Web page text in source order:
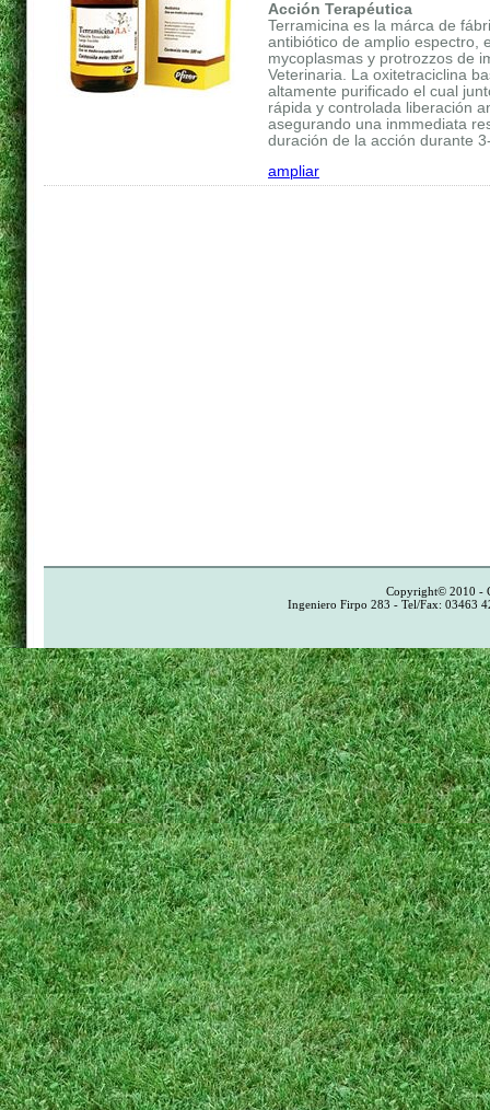
Acción Terapéutica
Terramicina es la márca de
antibiótico de amplio espectro,
mycoplasmas y protrozzos de
Veterinaria. La oxitetraciclina
altamente purificado el cual
rápida y controlada liberación
asegurando una inmmediata
duración de la acción durante
ampliar
Copyright© 2010 -
Ingeniero Firpo 283 - Tel/Fax: 03463